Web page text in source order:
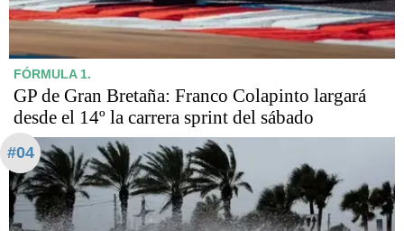
FÓRMULA 1.
GP de Gran Bretaña: Franco Colapinto largará
desde el 14º la carrera sprint del sábado
#04